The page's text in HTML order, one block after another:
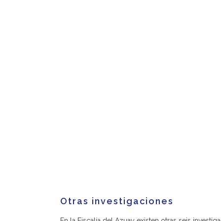
Otras investigaciones